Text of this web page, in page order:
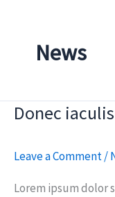
News
Donec
Leave a Comment/
Lorem ipsum dolor
Donec
gravida